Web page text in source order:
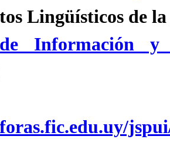
Lingüísticos de
Información y